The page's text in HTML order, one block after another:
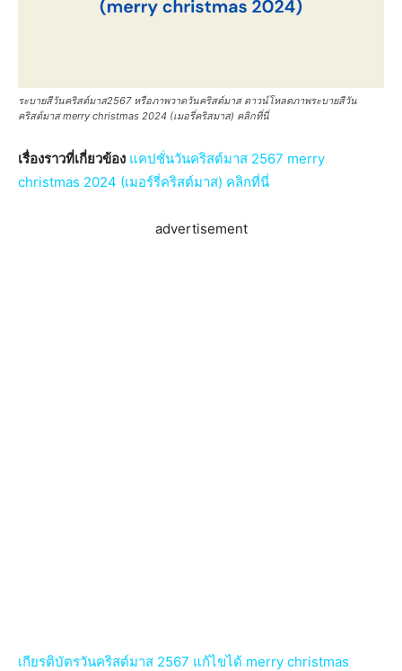
ระบายสีวันคริสต์มาส2567 หรือภาพวาดวันคริสต์มาส ดาวน์โหลดภาพระบายสีวัน
คริสต์มาส merry christmas 2024 (เมอรี่คริสมาส) คลิกที่นี่
เรื่องราวที่เกี่ยวข้อง แคปชั่นวันคริสต์มาส 2567 merry
christmas 2024 (เมอร์รี่คริสต์มาส) คลิกที่นี่
advertisement
เกียรติบัตรวันคริสต์มาส 2567 แก้ไขได้ merry christmas